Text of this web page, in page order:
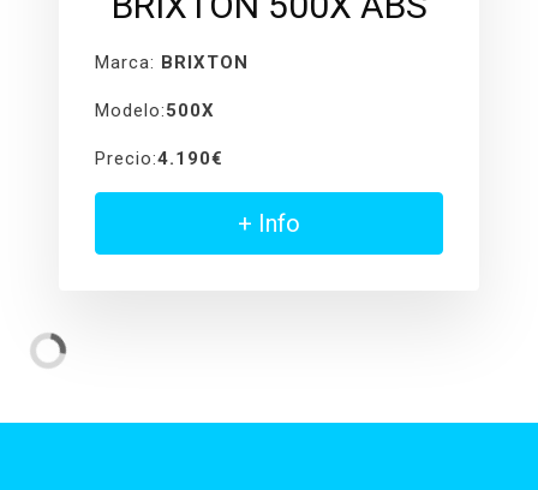
Marca: BRIXTON
Modelo:500X
Precio:4.190€
+ Info